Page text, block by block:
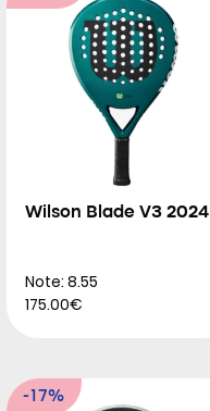
Wilson Blade V3 2024
Note: 8.55
175.00€
-17%